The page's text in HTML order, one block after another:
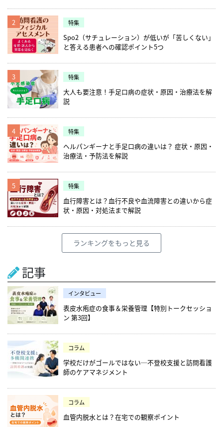
2 特集
Spo2（サチュレーション）が低いが「苦しくない」
と答える患者への確認ポイント5つ
3 特集
大人も要注意！手足口病の症状・原因・治療法を解
説
4 特集
ヘルパンギーナと手足口病の違いは？ 症状・原因・
治療法・予防法を解説
5 特集
血行障害とは？血行不良や血流障害との違いから症
状・原因・対処法まで解説
ランキングをもっと見る
記事
インタビュー
表皮水疱症の食事＆栄養管理【特別トークセッショ
ン 第3回】
コラム
学校だけがゴールではない─不登校支援と訪問看護
師のケアマネジメント
コラム
血管内脱水とは？在宅での観察ポイント